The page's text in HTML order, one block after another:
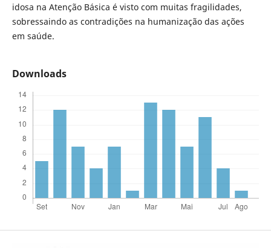
idosa na Atenção Básica é visto com muitas fragilidades,
sobressaindo as contradições na humanização das ações
em saúde.
Downloads